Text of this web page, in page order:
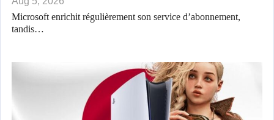
Microsoft enrichit régulièrement son service d’abonnement,
tandis…